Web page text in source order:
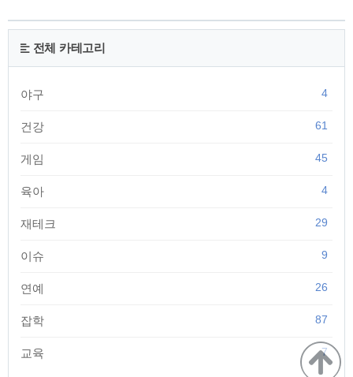
되어 훈남들(이수호, 한서준)의 사랑을 받으며 성장하는 로맨틱
코미디 입니다. 최근 드라마화로 스토리 전개가 늦어지면서 평
점 테러(?)를 받기도 했지만 여전히 인기가 많은 웹툰입니다. 그
전체 카테고리
야구 4
건강 61
게임 45
육아 4
재테크 29
이슈 9
연예 26
잡학 87
교육 7